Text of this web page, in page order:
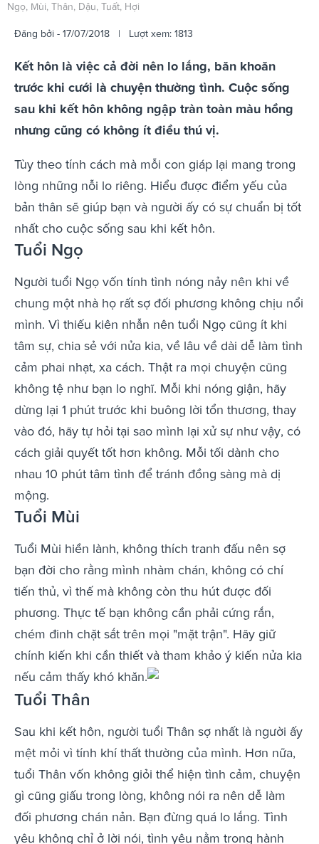
Ngọ, Mùi, Thân, Dậu, Tuất, Hợi
Đăng bởi - 17/07/2018 | Lượt xem: 1813
Kết hôn là việc cả đời nên lo lắng, băn khoăn
trước khi cưới là chuyện thường tình. Cuộc sống
sau khi kết hôn không ngập tràn toàn màu hồng
nhưng cũng có không ít điều thú vị.
Tùy theo tính cách mà mỗi con giáp lại mang trong
lòng những nỗi lo riêng. Hiểu được điểm yếu của
bản thân sẽ giúp bạn và người ấy có sự chuẩn bị tốt
nhất cho cuộc sống sau khi kết hôn.
Tuổi Ngọ
Người tuổi Ngọ vốn tính tình nóng nảy nên khi về
chung một nhà họ rất sợ đối phương không chịu nổi
mình. Vì thiếu kiên nhẫn nên tuổi Ngọ cũng ít khi
tâm sự, chia sẻ với nửa kia, về lâu về dài dễ làm tình
cảm phai nhạt, xa cách. Thật ra mọi chuyện cũng
không tệ như bạn lo nghĩ. Mỗi khi nóng giận, hãy
dừng lại 1 phút trước khi buông lời tổn thương, thay
vào đó, hãy tự hỏi tại sao mình lại xử sự như vậy, có
cách giải quyết tốt hơn không. Mỗi tối dành cho
nhau 10 phút tâm tình để tránh đồng sàng mà dị
mộng.
Tuổi Mùi
Tuổi Mùi hiền lành, không thích tranh đấu nên sợ
bạn đời cho rằng mình nhàm chán, không có chí
tiến thủ, vì thế mà không còn thu hút được đối
phương. Thực tế bạn không cần phải cứng rắn,
chém đinh chặt sắt trên mọi "mặt trận". Hãy giữ
chính kiến khi cần thiết và tham khảo ý kiến nửa kia
nếu cảm thấy khó khăn.
Tuổi Thân
Sau khi kết hôn, người tuổi Thân sợ nhất là người ấy
mệt mỏi vì tính khí thất thường của mình. Hơn nữa,
tuổi Thân vốn không giỏi thể hiện tình cảm, chuyện
gì cũng giấu trong lòng, không nói ra nên dễ làm
đối phương chán nản. Bạn đừng quá lo lắng. Tình
yêu không chỉ ở lời nói, tình yêu nằm trong hành